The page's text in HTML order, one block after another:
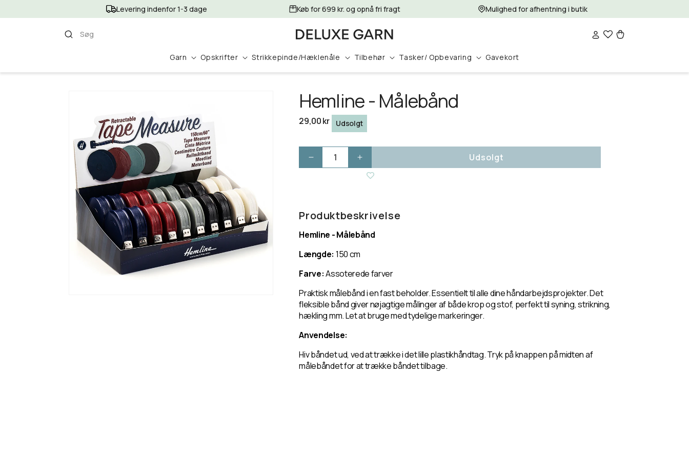
indhold
Levering indenfor 1-3 dage Køb for 699 kr. og opnå fri fragt Mulighed for afhentning i butik
Søg
Garn Opskrifter Strikkepinde/Hæklenåle Tilbehør Tasker/ Opbevaring Gavekort
ind
Indkøbskurv
Hemline - Målebånd
Normalpris
29,00 kr Udsolgt
Reducer
Målebånd
Øg
antallet
Målebånd
Udsolgt
Produktbeskrivelse
Hemline - Målebånd
Længde: 150 cm
Farve:Assoterede farver
Praktisk målebånd i en fast beholder. Essentielt til alle dine håndarbejdsprojekter. Det
fleksible bånd giver nøjagtige målinger af både krop og stof, perfekt til syning, strikning,
hækling mm. Let at bruge med tydelige markeringer.
Anvendelse:
Hiv båndet ud, ved at trække i det lille plastikhåndtag. Tryk på knappen på midten af
målebåndet for at trække båndet tilbage.